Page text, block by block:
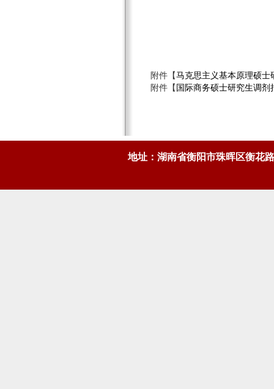
附件【马克思主义基本原理硕
附件【国际商务硕士研究生调
地址：湖南省衡阳市珠晖区衡花